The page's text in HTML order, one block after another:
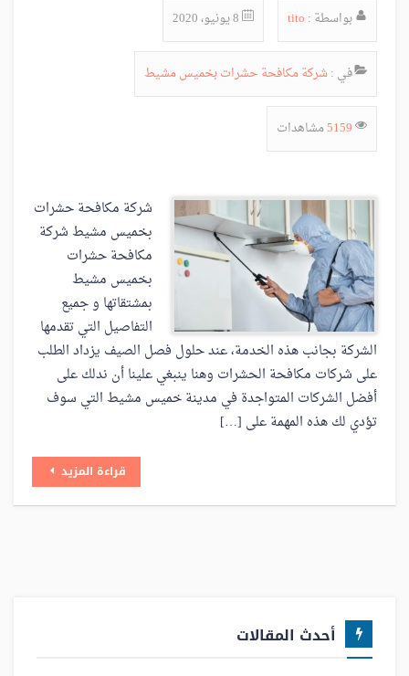
بواسطة : tito 8 يونيو، 2020
في :شركة مكافحة حشرات بخميس مشيط
5159مشاهدات
شركة مكافحة حشرات
بخميس مشيط شركة
مكافحة حشرات
بخميس مشيط
بمشتقاتها و جميع
التفاصيل التي تقدمها
الشركة بجانب هذه الخدمة، عند حلول فصل الصيف يزداد الطلب
على شركات مكافحة الحشرات وهنا ينبغي علينا أن ندلك على
أفضل الشركات المتواجدة في مدينة خميس مشيط التي سوف
تؤدي لك هذه المهمة على […]
قراءة المزيد
أحدث المقالات